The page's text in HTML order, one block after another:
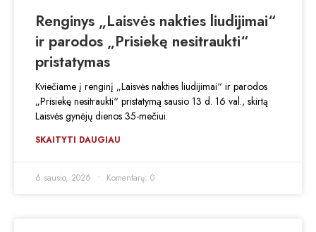
Renginys „Laisvės nakties liudijimai“
ir parodos „Prisiekę nesitraukti“
pristatymas
Kviečiame į renginį „Laisvės nakties liudijimai“ ir parodos
„Prisiekę nesitraukti“ pristatymą sausio 13 d. 16 val., skirtą
Laisvės gynėjų dienos 35-mečiui.
SKAITYTI DAUGIAU
6 sausio, 2026 Komentarų: 0